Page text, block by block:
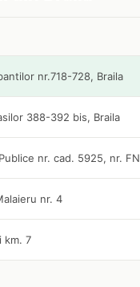
nr.718-728, Braila
388-392 bis, Braila
nr. cad. 5925, nr. FN
nr. 4
km. 7